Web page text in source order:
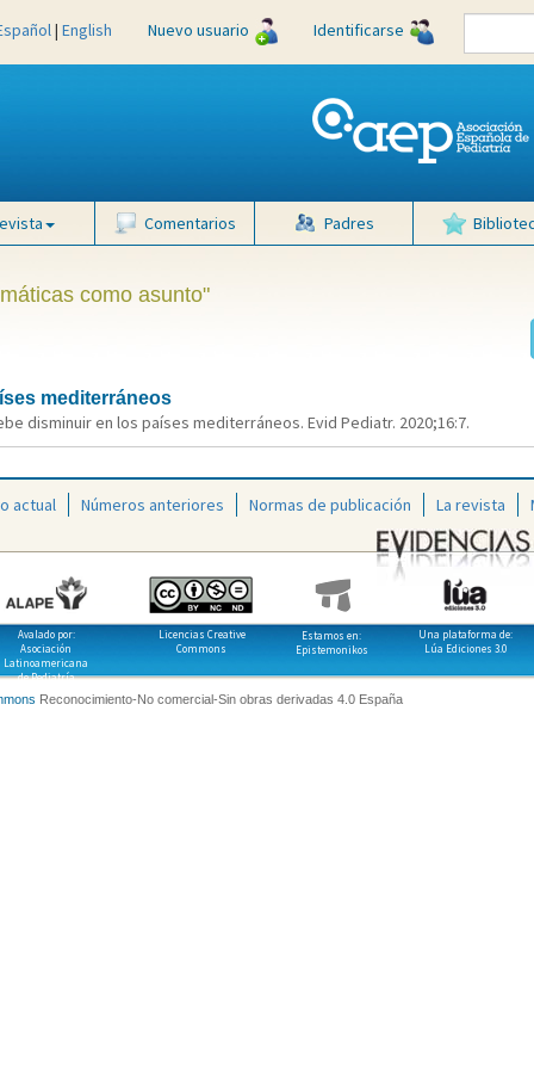
| English Nuevo usuario Identificarse
Comentarios Padres
como asunto"
mediterráneos
disminuir en los países mediterráneos. Evid Pediatr. 2020;16:7.
actual Números anteriores Normas de publicación La revista
Avalado por:
Asociación
Latinoamericana
de Pediatría
Licencias Creative
Commons
Estamos en:
Epistemonikos
Una plataforma de:
Lúa Ediciones 3.0
Reconocimiento-No comercial-Sin obras derivadas 4.0 España